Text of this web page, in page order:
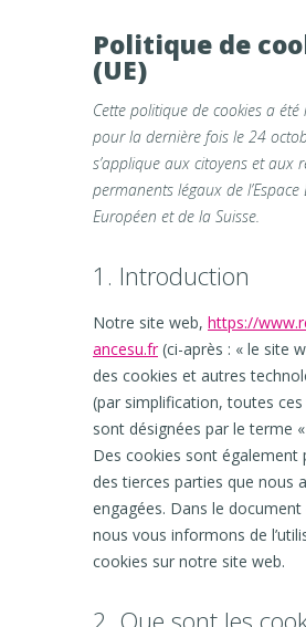
Politique de
(UE)
Cette politique de cookies a
pour la dernière fois le 24
s’applique aux citoyens et aux
permanents légaux de
Européen et de la Suisse.
1. Introduction
Notre site web, https://
ancesu.fr(ci-après : « le site
des cookies et autres
(par simplification, toutes
sont désignées par le terme
Des cookies sont également
des tierces parties que nous
engagées. Dans le document
nous vous informons de
cookies sur notre site web.
2. Que sont les